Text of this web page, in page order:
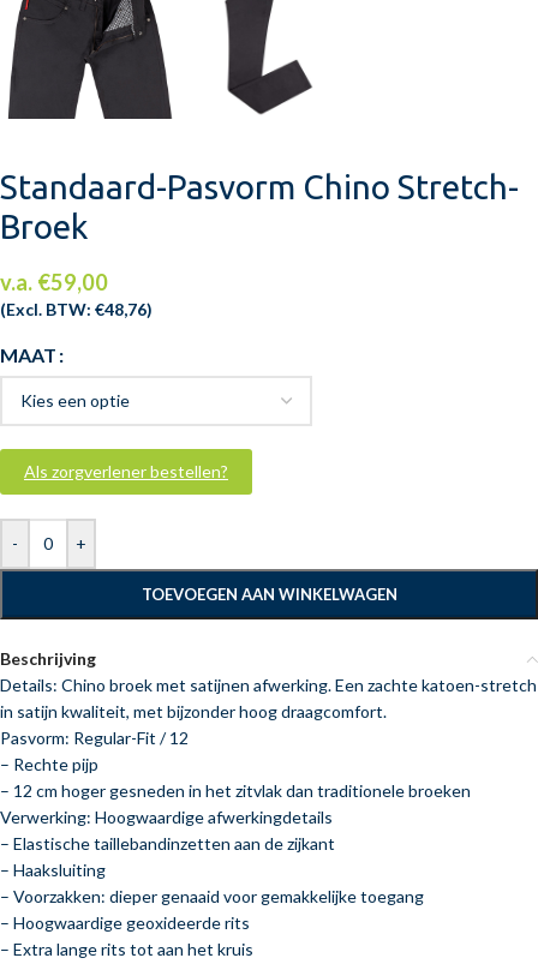
Standaard-Pasvorm Chino Stretch-
Broek
v.a. €59,00
(Excl. BTW: €48,76)
MAAT
- +
TOEVOEGEN AAN WINKELWAGEN
Als zorgverlener bestellen?
Beschrijving
Details: Chino broek met satijnen afwerking. Een zachte katoen-stretch
in satijn kwaliteit, met bijzonder hoog draagcomfort.
Pasvorm: Regular-Fit / 12
– Rechte pijp
– 12 cm hoger gesneden in het zitvlak dan traditionele broeken
Verwerking: Hoogwaardige afwerkingdetails
– Elastische taillebandinzetten aan de zijkant
– Haaksluiting
– Voorzakken: dieper genaaid voor gemakkelijke toegang
– Hoogwaardige geoxideerde rits
– Extra lange rits tot aan het kruis